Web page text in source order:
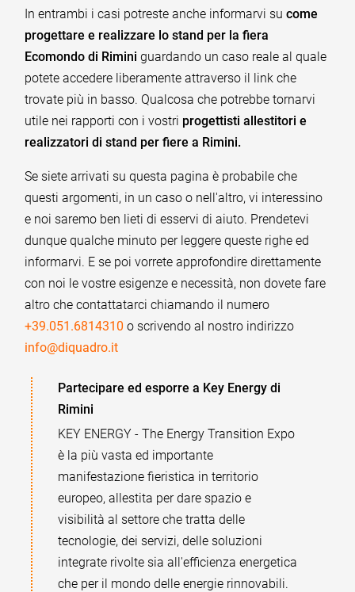
In entrambi i casi potreste anche informarvi sucome
progettare e realizzare lo stand per la fiera
Ecomondo di Rimini guardando un caso reale al quale
potete accedere liberamente attraverso il link che
trovate più in basso. Qualcosa che potrebbe tornarvi
utile nei rapporti con i vostri progettisti allestitori e
realizzatori di stand per fiere a Rimini.
Se siete arrivati su questa pagina è probabile che
questi argomenti, in un caso o nell'altro, vi interessino
e noi saremo ben lieti di esservi di aiuto. Prendetevi
dunque qualche minuto per leggere queste righe ed
informarvi. E se poi vorrete approfondire direttamente
con noi le vostre esigenze e necessità, non dovete fare
altro che contattatarci chiamando il numero
+39.051.6814310 o scrivendo al nostro indirizzo
info@diquadro.it
Partecipare ed esporre a Key Energy di
Rimini
KEY ENERGY - The Energy Transition Expo
è la più vasta ed importante
manifestazione fieristica in territorio
europeo, allestita per dare spazio e
visibilità al settore che tratta delle
tecnologie, dei servizi, delle soluzioni
integrate rivolte sia all'efficienza energetica
che per il mondo delle energie rinnovabili.